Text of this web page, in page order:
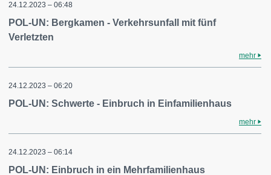
24.12.2023 – 06:48
POL-UN: Bergkamen - Verkehrsunfall mit fünf
Verletzten
mehr
24.12.2023 – 06:20
POL-UN: Schwerte - Einbruch in Einfamilienhaus
mehr
24.12.2023 – 06:14
POL-UN: Einbruch in ein Mehrfamilienhaus